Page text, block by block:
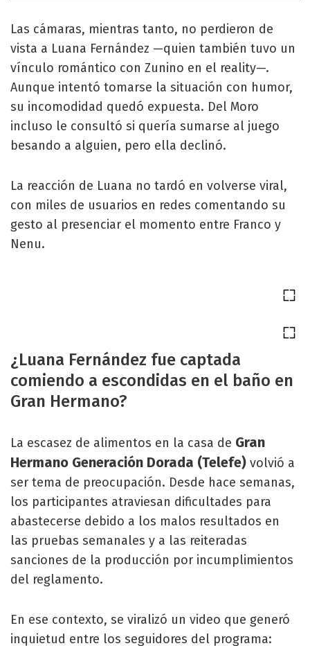
Las cámaras, mientras tanto, no perdieron de
vista a Luana Fernández —quien también tuvo un
vínculo romántico con Zunino en el reality—.
Aunque intentó tomarse la situación con humor,
su incomodidad quedó expuesta. Del Moro
incluso le consultó si quería sumarse al juego
besando a alguien, pero ella declinó.
La reacción de Luana no tardó en volverse viral,
con miles de usuarios en redes comentando su
gesto al presenciar el momento entre Franco y
Nenu.
¿Luana Fernández fue captada
comiendo a escondidas en el baño en
Gran Hermano?
La escasez de alimentos en la casa de Gran
Hermano Generación Dorada (Telefe) volvió a
ser tema de preocupación. Desde hace semanas,
los participantes atraviesan dificultades para
abastecerse debido a los malos resultados en
las pruebas semanales y a las reiteradas
sanciones de la producción por incumplimientos
del reglamento.
En ese contexto, se viralizó un video que generó
inquietud entre los seguidores del programa: